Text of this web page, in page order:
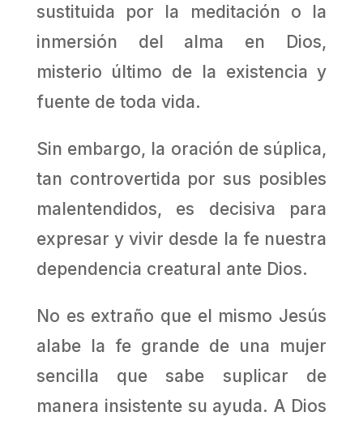
sustituida por la meditación o la
inmersión del alma en Dios,
misterio último de la existencia y
fuente de toda vida.
Sin embargo, la oración de súplica,
tan controvertida por sus posibles
malentendidos, es decisiva para
expresar y vivir desde la fe nuestra
dependencia creatural ante Dios.
No es extraño que el mismo Jesús
alabe la fe grande de una mujer
sencilla que sabe suplicar de
manera insistente su ayuda. A Dios